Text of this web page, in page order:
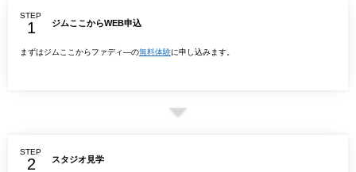
STEP
ジムここからWEB申込
まずはジムここからファディ―の無料体験に申し込みます。
STEP
スタジオ見学